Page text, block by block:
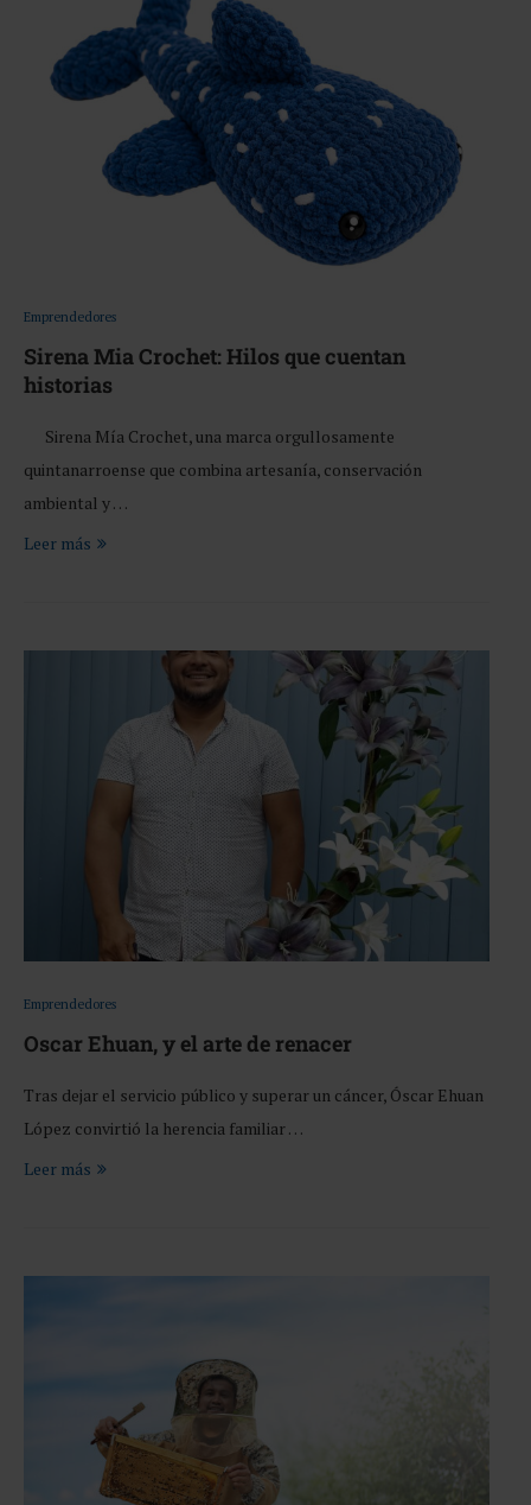
Emprendedores
Sirena Mia Crochet: Hilos que cuentan
historias
Sirena Mía Crochet, una marca orgullosamente
quintanarroense que combina artesanía, conservación
ambiental y …
Leer más
Emprendedores
Oscar Ehuan, y el arte de renacer
Tras dejar el servicio público y superar un cáncer, Óscar Ehuan
López convirtió la herencia familiar …
Leer más